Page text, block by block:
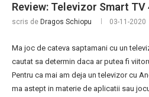
Review: Televizor Smart TV
scris de Dragos Schiopu 03-11-2020
Ma joc de cateva saptamani cu un
cautat sa determin daca ar putea fi
Pentru ca mai am deja un televizor cu
ma astept in materie de aplicatii sau